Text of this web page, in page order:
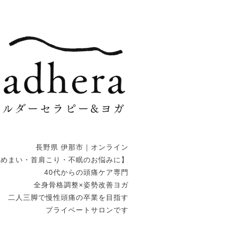
長野県 伊那市｜オンライン
まい・首肩こり・不眠のお悩みに】
40代からの頭痛ケア専門
全身骨格調整×姿勢改善ヨガ
二人三脚で慢性頭痛の卒業を目指す
プライベートサロンです